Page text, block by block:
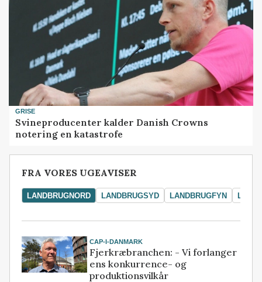
GRISE
Svineproducenter kalder Danish Crowns
notering en katastrofe
FRA VORES UGEAVISER
LANDBRUGNORD LANDBRUGSYD LANDBRUGFYN
CAP-I-DANMARK
Fjerkræbranchen: - Vi forlanger
ens konkurrence- og
produktionsvilkår